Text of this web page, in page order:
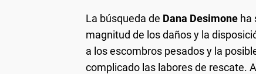
La búsqueda de Dana Desimone ha
magnitud de los daños y la
a los escombros pesados y la
complicado las labores de rescate.